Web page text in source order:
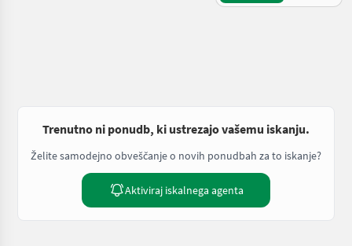
Trenutno ni ponudb, ki ustrezajo vašemu iskanju.
Želite samodejno obveščanje o novih ponudbah za to iskanje?
Aktiviraj iskalnega agenta